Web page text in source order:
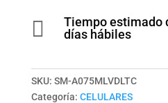

Tiempo estimado
días hábiles
SKU: SM-A075MLVDLTC
Categoría: CELULARES